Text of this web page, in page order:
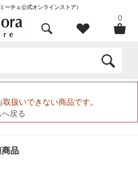
ーチェ公式オンラインストア）
0
扱いできない商品です。
戻る
商品